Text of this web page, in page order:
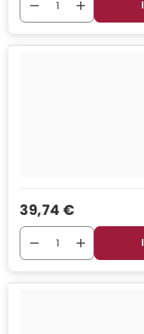
Verkaufspreis
39,74 €